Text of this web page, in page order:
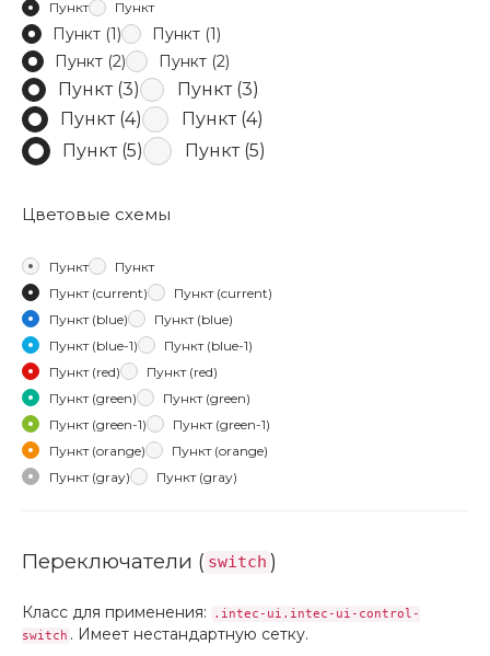
Пункт Пункт
Пункт (1)
Пункт (1)
Пункт (2)
Пункт (2)
Пункт (3)
Пункт (3)
Пункт (4)
Пункт (4)
Пункт (5)
Пункт (5)
Цветовые схемы
Пункт
Пункт
Пункт (current)
Пункт (current)
Пункт (blue)
Пункт (blue)
Пункт (blue-1)
Пункт (blue-1)
Пункт (red)
Пункт (red)
Пункт (green)
Пункт (green)
Пункт (green-1)
Пункт (green-1)
Пункт (orange)
Пункт (orange)
Пункт (gray)
Пункт (gray)
Переключатели ( switch )
Класс для применения:
.intec-ui.intec-ui-control-
switch . Имеет нестандартную сетку.